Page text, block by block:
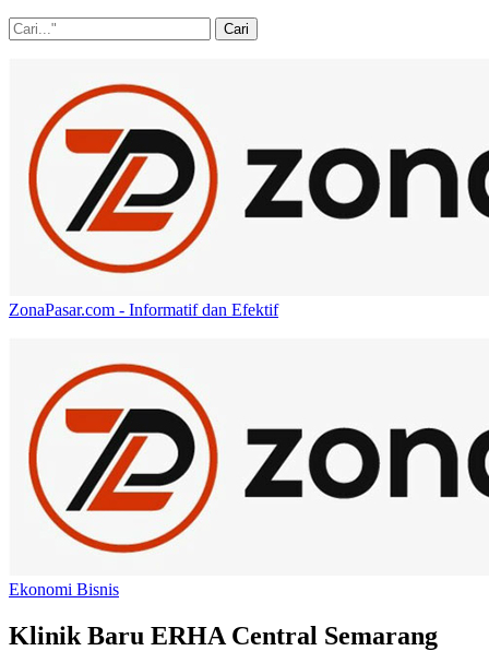
ZonaPasar.com - Informatif dan Efektif
Ekonomi Bisnis
Klinik Baru ERHA Central Semarang